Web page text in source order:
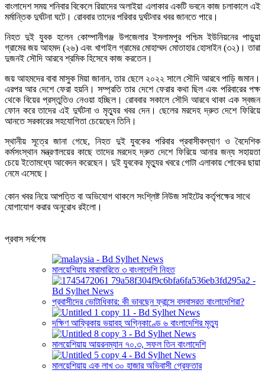
বাংলাদেশ সময় শনিবার বিকেলে রিয়াদের অলাইয়া এলাকার একটি ভবনে কাজ চলাকালে এই
মর্মান্তিক দুর্ঘটনা ঘটে। রোববার তাদের পরিবার দুর্ঘটনার খবর জানতে পারে।
নিহত দুই যুবক হলেন কোম্পানীগঞ্জ উপজেলার ইসলামপুর পশ্চিম ইউনিয়নের পাড়ুয়া
গ্রামের জয় আহমদ (২৬) এবং খাগাইল গ্রামের মোহাম্মদ মোতাহার হোসাইন (৩২)। তারা
দুজনই সৌদি আরবে শ্রমিক হিসেবে কাজ করতেন।
জয় আহমদের বাবা মাসুক মিয়া জানান, তার ছেলে ২০২২ সালে সৌদি আরবে পাড়ি জমান।
এরপর আর দেশে ফেরা হয়নি। সম্প্রতি তার দেশে ফেরার কথা ছিল এবং পরিবারের পক্ষ
থেকে বিয়ের প্রস্তুতিও নেওয়া হচ্ছিল। রোববার সকালে সৌদি আরবে থাকা এক স্বজন
ফোন করে তাদের এই দুর্ঘটনা ও মৃত্যুর খবর দেন। ছেলের মরদেহ দ্রুত দেশে ফিরিয়ে
আনতে সরকারের সহযোগিতা চেয়েছেন তিনি।
স্থানীয় সূত্রে জানা গেছে, নিহত দুই যুবকের পরিবার প্রবাসীকল্যাণ ও বৈদেশিক
কর্মসংস্থান মন্ত্রণালয়ের কাছে তাদের মরদেহ দ্রুত দেশে ফিরিয়ে আনার জন্য সহায়তা
চেয়ে ইতোমধ্যে আবেদন করেছেন। দুই যুবকের মৃত্যুর খবরে গোটা এলাকায় শোকের ছায়া
নেমে এসেছে।
কোন খবর নিয়ে আপত্তি বা অভিযোগ থাকলে সংশ্লিষ্ট নিউজ সাইটের কর্তৃপক্ষের সাথে
যোগাযোগ করার অনুরোধ রইলো।
প্রবাস সর্বশেষ
মালয়েশিয়ায় মারামারিতে ৩ বাংলাদেশি নিহত
প্রবাসীদের ভোটাধিকার: কী ভাবছেন ফ্রান্সে বসবাসরত বাংলাদেশিরা?
দক্ষিণ আফ্রিকায় ভয়াবহ অগ্নিকাণ্ডে ৬ বাংলাদেশির মৃত্যু
মালয়েশিয়ায় আয়রনম্যান ৭০.৩, সফল তিন বাংলাদেশি
মালয়েশিয়ায় এক লাখ ৩০ হাজার অভিবাসী গ্রেফতার